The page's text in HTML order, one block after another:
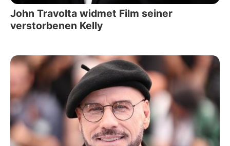
John Travolta widmet Film seiner
verstorbenen Kelly